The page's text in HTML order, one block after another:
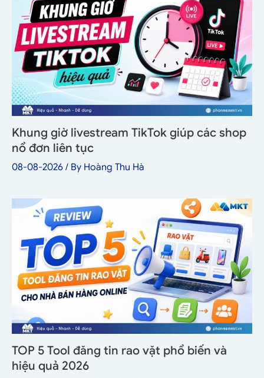
Khung giờ livestream TikTok giúp các shop
nổ đơn liên tục
08-08-2026 / By Hoàng Thu Hà
TOP 5 Tool đăng tin rao vặt phổ biến và
hiệu quả 2026